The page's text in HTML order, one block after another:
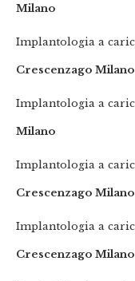
Milano
Implantologia a
Crescenzago Milano
Implantologia a
Milano
Implantologia a
Crescenzago Milano
Implantologia a
Crescenzago Milano